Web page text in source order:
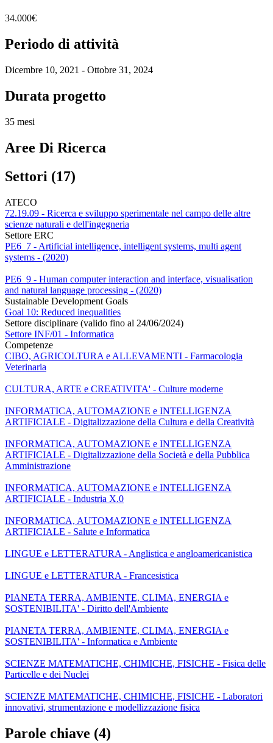
34.000€
Periodo di attività
Dicembre 10, 2021 - Ottobre 31, 2024
Durata progetto
35 mesi
Aree Di Ricerca
Settori (17)
ATECO
72.19.09 - Ricerca e sviluppo sperimentale nel campo delle altre
scienze naturali e dell'ingegneria
Settore ERC
PE6_7 - Artificial intelligence, intelligent systems, multi agent
systems - (2020)
PE6_9 - Human computer interaction and interface, visualisation
and natural language processing - (2020)
Sustainable Development Goals
Goal 10: Reduced inequalities
Settore disciplinare (valido fino al 24/06/2024)
Settore INF/01 - Informatica
Competenze
CIBO, AGRICOLTURA e ALLEVAMENTI - Farmacologia
Veterinaria
CULTURA, ARTE e CREATIVITA' - Culture moderne
INFORMATICA, AUTOMAZIONE e INTELLIGENZA
ARTIFICIALE - Digitalizzazione della Cultura e della Creatività
INFORMATICA, AUTOMAZIONE e INTELLIGENZA
ARTIFICIALE - Digitalizzazione della Società e della Pubblica
Amministrazione
INFORMATICA, AUTOMAZIONE e INTELLIGENZA
ARTIFICIALE - Industria X.0
INFORMATICA, AUTOMAZIONE e INTELLIGENZA
ARTIFICIALE - Salute e Informatica
LINGUE e LETTERATURA - Anglistica e angloamericanistica
LINGUE e LETTERATURA - Francesistica
PIANETA TERRA, AMBIENTE, CLIMA, ENERGIA e
SOSTENIBILITA' - Diritto dell'Ambiente
PIANETA TERRA, AMBIENTE, CLIMA, ENERGIA e
SOSTENIBILITA' - Informatica e Ambiente
SCIENZE MATEMATICHE, CHIMICHE, FISICHE - Fisica delle
Particelle e dei Nuclei
SCIENZE MATEMATICHE, CHIMICHE, FISICHE - Laboratori
innovativi, strumentazione e modellizzazione fisica
Parole chiave (4)